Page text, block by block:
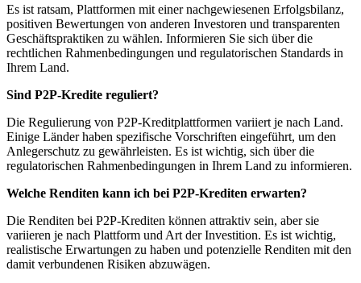
Es ist ratsam, Plattformen mit einer nachgewiesenen Erfolgsbilanz,
positiven Bewertungen von anderen Investoren und transparenten
Geschäftspraktiken zu wählen. Informieren Sie sich über die
rechtlichen Rahmenbedingungen und regulatorischen Standards in
Ihrem Land.
Sind P2P-Kredite reguliert?
Die Regulierung von P2P-Kreditplattformen variiert je nach Land.
Einige Länder haben spezifische Vorschriften eingeführt, um den
Anlegerschutz zu gewährleisten. Es ist wichtig, sich über die
regulatorischen Rahmenbedingungen in Ihrem Land zu informieren.
Welche Renditen kann ich bei P2P-Krediten erwarten?
Die Renditen bei P2P-Krediten können attraktiv sein, aber sie
variieren je nach Plattform und Art der Investition. Es ist wichtig,
realistische Erwartungen zu haben und potenzielle Renditen mit den
damit verbundenen Risiken abzuwägen.